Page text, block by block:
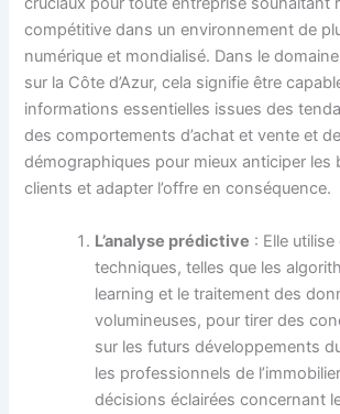
compétitive dans un environnement de
numérique et mondialisé. Dans le
sur la Côte d’Azur, cela signifie être
informations essentielles issues des
des comportements d’achat et vente et
démographiques pour mieux anticiper les
clients et adapter l’offre en conséquence.
L’analyse prédictive : Elle
techniques, telles que les
learning et le traitement des
volumineuses, pour tirer des
sur les futurs développements
les professionnels de
décisions éclairées concernant